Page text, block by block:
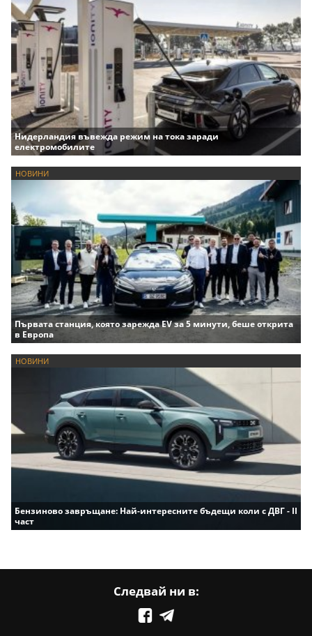
Нидерландия въвежда режим на тока заради
електромобилите
НОВИНИ
Първата станция, която зарежда EV за 5 минути, беше открита
в Европа
НОВИНИ
Бензиново завръщане: Най-интересните бъдещи коли с ДВГ - II
част
Следвай ни в: